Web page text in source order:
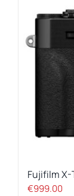
Fujifilm X-
€999.00